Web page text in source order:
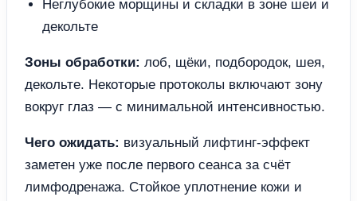
Неглубокие морщины и складки в зоне шеи и
декольте
Зоны обработки: лоб, щёки, подбородок, шея,
декольте. Некоторые протоколы включают зону
вокруг глаз — с минимальной интенсивностью.
Чего ожидать: визуальный лифтинг-эффект
заметен уже после первого сеанса за счёт
лимфодренажа. Стойкое уплотнение кожи и